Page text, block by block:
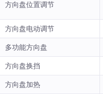
方向盘位置调节
方向盘电动调节
多功能方向盘
方向盘换挡
方向盘加热